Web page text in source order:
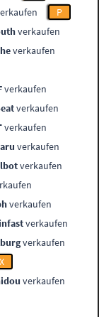
P
verkaufen
verkaufen
verkaufen
verkaufen
verkaufen
verkaufen
verkaufen
verkaufen
verkaufen
verkaufen
X
verkaufen